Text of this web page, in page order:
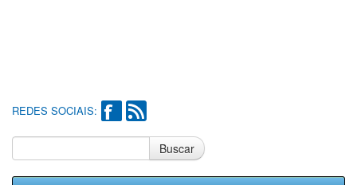
REDES SOCIAIS:
Buscar